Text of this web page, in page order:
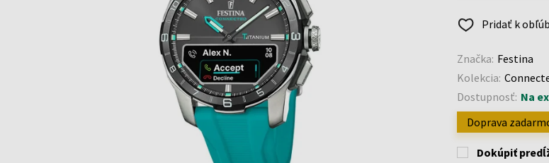
Pridať k
Značka: Festina
Kolekcia:
Dostupnosť: Na
Doprava
Dokúpiť